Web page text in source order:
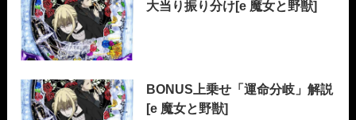
大当り振り分け[e 魔女と野獣]
BONUS上乗せ「運命分岐」解説
[e 魔女と野獣]